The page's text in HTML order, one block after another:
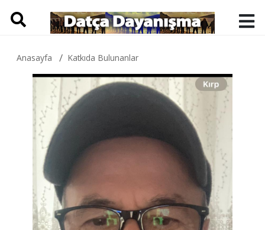
Anasayfa Katkıda Bulunanlar